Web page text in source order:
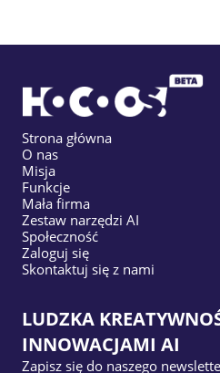
Strona główna
O nas
Misja
Funkcje
Mała firma
Zestaw narzędzi AI
Społeczność
Zaloguj się
Skontaktuj się z nami
LUDZKA
INNOWACJAMI AI
Zapisz się do naszego